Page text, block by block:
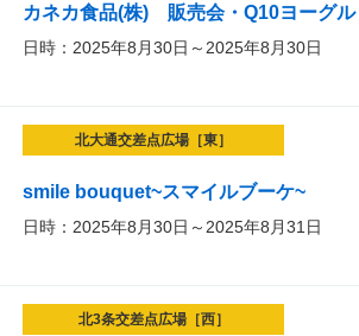
カネカ食品(株) 販売会・Q10ヨーグ
日時：2025年8月30日～2025年8月30日
北大通交差点広場［東］
smile bouquet~スマイルブーケ~
日時：2025年8月30日～2025年8月31日
北3条交差点広場［西］